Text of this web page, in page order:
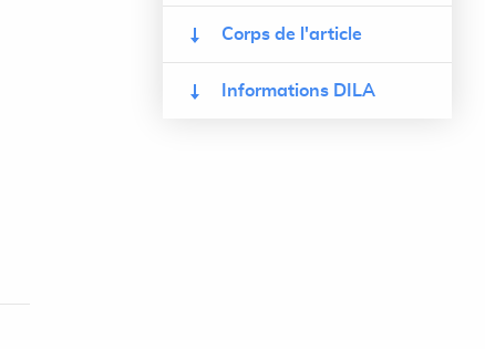
Corps de l'article
Informations DILA